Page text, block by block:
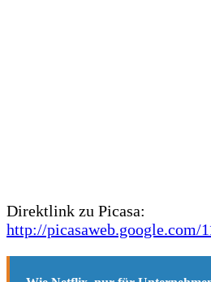
Direktlink zu Picasa:
http://picasaweb.google.com/